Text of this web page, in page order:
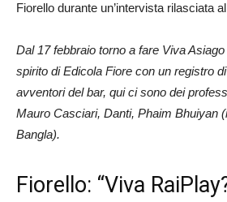
Fiorello durante un’intervista rilasciata
Dal 17 febbraio torno a fare Viva
spirito di Edicola Fiore con un registro
avventori del bar, qui ci sono dei
Mauro Casciari, Danti, Phaim Bhuiyan
Bangla).
Fiorello: “Viva